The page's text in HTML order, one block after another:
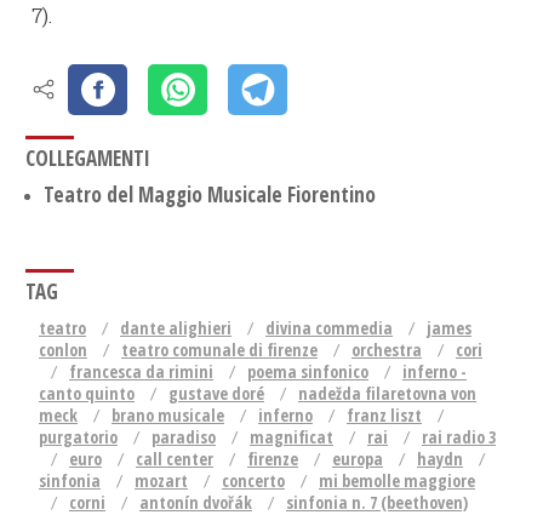
7).
COLLEGAMENTI
Teatro del Maggio Musicale Fiorentino
TAG
teatro dante alighieri divina commedia
james
conlon
teatro comunale di firenze orchestra
cori
francesca da rimini
poema sinfonico
inferno -
canto quinto
gustave doré
nadežda filaretovna von
meck
brano musicale inferno
franz liszt
purgatorio
paradiso magnificat rai
rai radio 3
euro
call center firenze europa
haydn
sinfonia
mozart concerto
mi bemolle maggiore
corni
antonín dvořák sinfonia n. 7 (beethoven)